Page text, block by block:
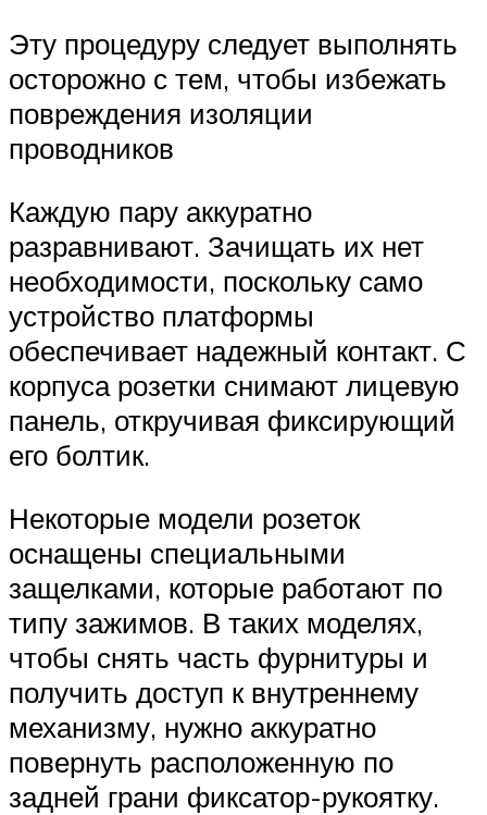
Эту процедуру следует выполнять
осторожно с тем, чтобы избежать
повреждения изоляции
проводников
Каждую пару аккуратно
разравнивают. Зачищать их нет
необходимости, поскольку само
устройство платформы
обеспечивает надежный контакт. С
корпуса розетки снимают лицевую
панель, откручивая фиксирующий
его болтик.
Некоторые модели розеток
оснащены специальными
защелками, которые работают по
типу зажимов. В таких моделях,
чтобы снять часть фурнитуры и
получить доступ к внутреннему
механизму, нужно аккуратно
повернуть расположенную по
задней грани фиксатор-рукоятку.